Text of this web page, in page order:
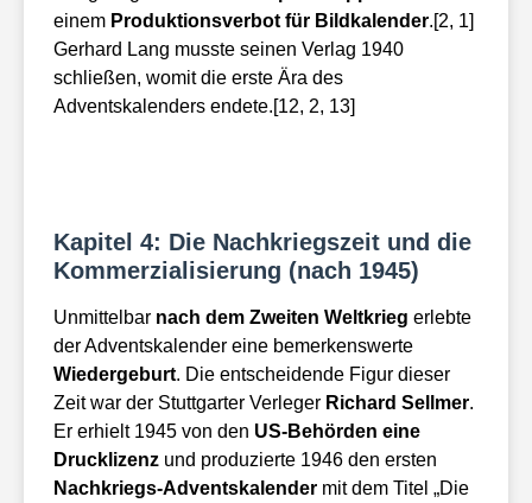
einem Produktionsverbot für Bildkalender.[2, 1]
Gerhard Lang musste seinen Verlag 1940
schließen, womit die erste Ära des
Adventskalenders endete.[12, 2, 13]
Kapitel 4: Die Nachkriegszeit und die
Kommerzialisierung (nach 1945)
Unmittelbar nach dem Zweiten Weltkrieg erlebte
der Adventskalender eine bemerkenswerte
Wiedergeburt. Die entscheidende Figur dieser
Zeit war der Stuttgarter Verleger Richard Sellmer.
Er erhielt 1945 von den US-Behörden eine
Drucklizenz und produzierte 1946 den ersten
Nachkriegs-Adventskalender mit dem Titel „Die